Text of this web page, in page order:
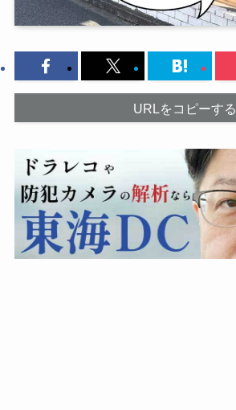
URLをコピーする